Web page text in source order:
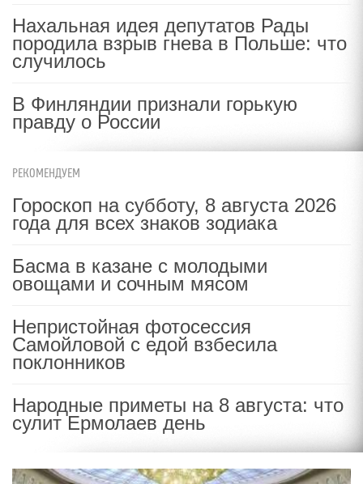
Нахальная идея депутатов Рады
породила взрыв гнева в Польше: что
случилось
В Финляндии признали горькую
правду о России
РЕКОМЕНДУЕМ
Гороскоп на субботу, 8 августа 2026
года для всех знаков зодиака
Басма в казане с молодыми
овощами и сочным мясом
Непристойная фотосессия
Самойловой с едой взбесила
поклонников
Народные приметы на 8 августа: что
сулит Ермолаев день